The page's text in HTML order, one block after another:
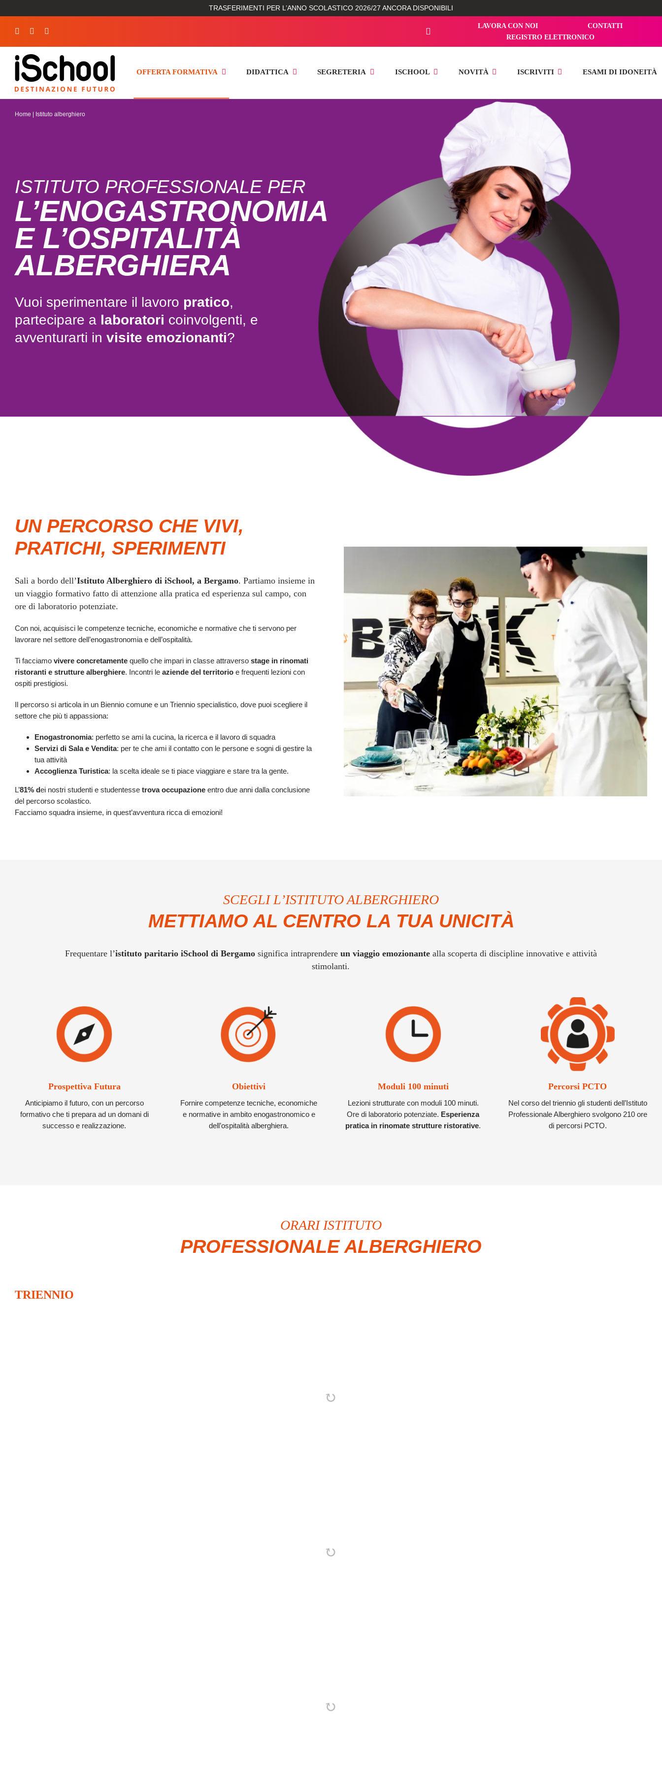
al
contenuto
TRASFERIMENTI PER L’ANNO SCOLASTICO 2026/27 ANCORA DISPONIBILI
LAVORA CON NOI
CONTATTI
REGISTRO ELETTRONICO
OFFERTA FORMATIVA DIDATTICA SEGRETERIA ISCHOOL NOVITÀ ISCRIVITI ESAMI DI IDONEITÀ
Home Istituto alberghiero
ISTITUTO PROFESSIONALE PER
L’ENOGASTRONOMIA
E L’OSPITALITÀ
ALBERGHIERA
Vuoi sperimentare il lavoro pratico,
partecipare a laboratori coinvolgenti, e
avventurarti in visite emozionanti?
UN PERCORSO CHE VIVI,
PRATICHI, SPERIMENTI
Sali a bordo dell’Istituto Alberghiero di iSchool, a Bergamo. Partiamo insieme in
un viaggio formativo fatto di attenzione alla pratica ed esperienza sul campo, con
ore di laboratorio potenziate.
Con noi, acquisisci le competenze tecniche, economiche e normative che ti servono per
lavorare nel settore dell’enogastronomia e dell’ospitalità.
Ti facciamo vivere concretamentequello che impari in classe attraverso stage in rinomati
ristoranti e strutture alberghiere. Incontri le aziende del territorioe frequenti lezioni con
ospiti prestigiosi.
Il percorso si articola in un Biennio comune e un Triennio specialistico, dove puoi scegliere il
settore che più ti appassiona:
Enogastronomia: perfetto se ami la cucina, la ricerca e il lavoro di squadra
Servizi di Sala e Vendita: per te che ami il contatto con le persone e sogni di gestire la
tua attività
Accoglienza Turistica: la scelta ideale se ti piace viaggiare e stare tra la gente.
L’81% dei nostri studenti e studentesse trova occupazioneentro due anni dalla conclusione
del percorso scolastico.
Facciamo squadra insieme, in quest’avventura ricca di emozioni!
SCEGLI L’ISTITUTO ALBERGHIERO
METTIAMO AL CENTRO LA TUA UNICITÀ
Frequentare l’istituto paritario iSchool di Bergamosignifica intraprendereun viaggio emozionantealla scoperta di discipline innovative e attività
stimolanti.
Prospettiva Futura
Anticipiamo il futuro, con un percorso
formativo che ti prepara ad un domani di
successo e realizzazione.
Obiettivi
Fornire competenze tecniche, economiche
e normative in ambito enogastronomico e
dell’ospitalità alberghiera.
Moduli 100 minuti
Lezioni strutturate con moduli 100 minuti.
Ore di laboratorio potenziate. Esperienza
pratica in rinomate strutture ristorative.
Percorsi PCTO
Nel corso del triennio gli studenti dell’Istituto
Professionale Alberghiero svolgono 210 ore
di percorsi PCTO.
ORARI ISTITUTO
PROFESSIONALE ALBERGHIERO
TRIENNIO